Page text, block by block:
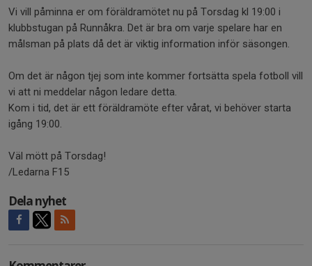
Vi vill påminna er om föräldramötet nu på Torsdag kl 19:00 i
klubbstugan på Runnåkra. Det är bra om varje spelare har en
målsman på plats då det är viktig information inför säsongen.
Om det är någon tjej som inte kommer fortsätta spela fotboll vill
vi att ni meddelar någon ledare detta.
Kom i tid, det är ett föräldramöte efter vårat, vi behöver starta
igång 19:00.
Väl mött på Torsdag!
/Ledarna F15
Dela nyhet